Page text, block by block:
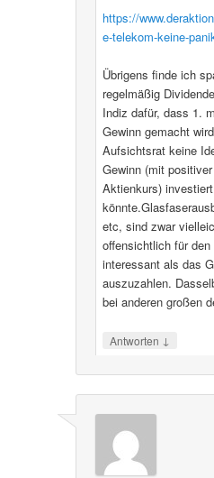
https://
e-telekom-keine-
Übrigens finde ich
regelmäßig
Indiz dafür, dass 1.
Gewinn gemacht
Aufsichtsrat keine
Gewinn (mit
Aktienkurs)
etc, sind zwar
offensichtlich für
interessant als das
auszuzahlen.
bei anderen großen
Antworten ↓